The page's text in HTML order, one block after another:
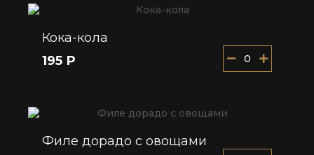
Кока-кола
195 Р
0
Филе дорадо с овощами